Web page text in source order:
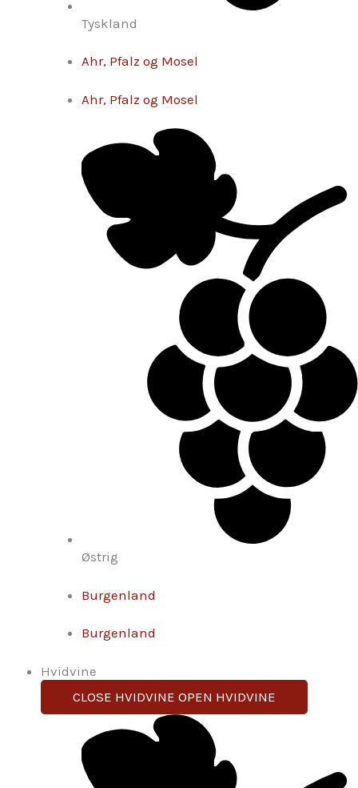
Tyskland
Ahr, Pfalz og Mosel
Ahr, Pfalz og Mosel
Østrig
Burgenland
Burgenland
Hvidvine
CLOSE HVIDVINE OPEN HVIDVINE